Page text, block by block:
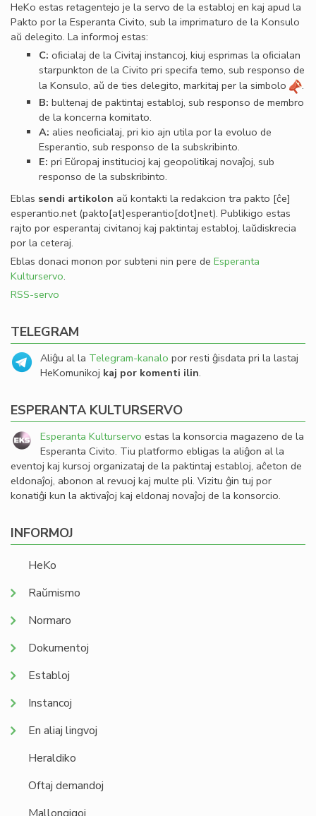
HeKo estas retagentejo je la servo de la establoj en kaj apud la
Pakto por la Esperanta Civito, sub la imprimaturo de la Konsulo
aŭ delegito. La informoj estas:
C: oﬁcialaj de la Civitaj instancoj, kiuj esprimas la oﬁcialan
starpunkton de la Civito pri specifa temo, sub responso de
la Konsulo, aŭ de ties delegito, markitaj per la simbolo
.
B: bultenaj de paktintaj establoj, sub responso de membro
de la koncerna komitato.
A: alies neoﬁcialaj, pri kio ajn utila por la evoluo de
Esperantio, sub responso de la subskribinto.
E: pri Eŭropaj institucioj kaj geopolitikaj novaĵoj, sub
responso de la subskribinto.
Eblas sendi artikolon aŭ kontakti la redakcion tra pakto [ĉe]
esperantio.net(pakto[at]esperantio[dot]net). Publikigo estas
rajto por esperantaj civitanoj kaj paktintaj establoj, laŭdiskrecia
por la ceteraj.
Eblas donaci monon por subteni nin pere de Esperanta
Kulturservo.
RSS-servo
TELEGRAM
Aliĝu al la Telegram-kanalo por resti ĝisdata pri la lastaj
HeKomunikoj kaj por komenti ilin.
ESPERANTA KULTURSERVO
Esperanta Kulturservo estas la konsorcia magazeno de la
Esperanta Civito. Tiu platformo ebligas la aliĝon al la
eventoj kaj kursoj organizataj de la paktintaj establoj, aĉeton de
eldonaĵoj, abonon al revuoj kaj multe pli. Vizitu ĝin tuj por
konatiĝi kun la aktivaĵoj kaj eldonaj novaĵoj de la konsorcio.
INFORMOJ
HeKo
Raŭmismo
Normaro
Dokumentoj
Establoj
Instancoj
En aliaj lingvoj
Heraldiko
Oftaj demandoj